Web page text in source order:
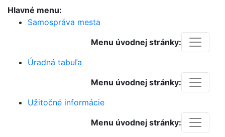
Hlavné menu:
Samospráva mesta
Menu úvodnej stránky:
Úradná tabuľa
Menu úvodnej stránky:
Užitočné informácie
Menu úvodnej stránky: